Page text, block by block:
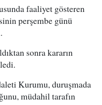
faaliyet gösteren
perşembe günü
sonra kararın
Kurumu, duruşmada
müdahil tarafın